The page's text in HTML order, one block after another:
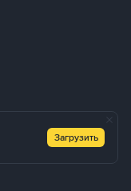
Загрузить